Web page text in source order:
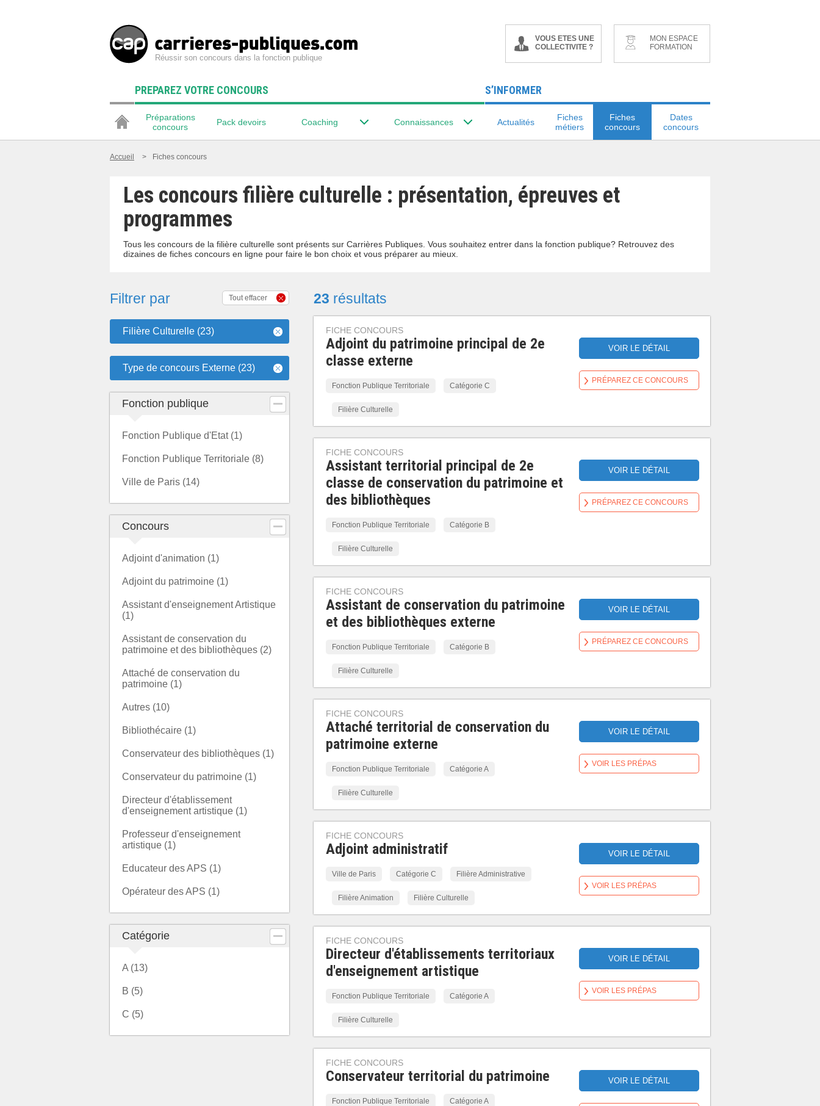
Réussir son concours dans la fonction publique
VOUS ETES UNE
COLLECTIVITE ?
MON ESPACE
FORMATION
PREPAREZ VOTRE CONCOURS
Préparations
concours
Pack devoirs Coaching Connaissances
S’INFORMER
Actualités
Fiches
métiers
Fiches
concours
Dates
concours
Accueil > Fiches concours
Les concours filière culturelle : présentation, épreuves et
programmes
Tous les concours de la filière culturelle sont présents sur Carrières Publiques. Vous souhaitez entrer dans la fonction publique? Retrouvez des
dizaines de fiches concours en ligne pour faire le bon choix et vous préparer au mieux.
Filtrer par Tout effacer
Filière Culturelle (23)
Type de concours Externe (23)
Fonction publique
Fonction Publique d'Etat (1)
Fonction Publique Territoriale (8)
Ville de Paris (14)
Concours
Adjoint d'animation (1)
Adjoint du patrimoine (1)
Assistant d'enseignement Artistique
(1)
Assistant de conservation du
patrimoine et des bibliothèques (2)
Attaché de conservation du
patrimoine (1)
Autres (10)
Bibliothécaire (1)
Conservateur des bibliothèques (1)
Conservateur du patrimoine (1)
Directeur d'établissement
d'enseignement artistique (1)
Professeur d'enseignement
artistique (1)
Educateur des APS (1)
Opérateur des APS (1)
Catégorie
A (13)
B (5)
C (5)
23 résultats
FICHE CONCOURS
Adjoint du patrimoine principal de 2e
classe externe
Fonction Publique Territoriale Catégorie C
Filière Culturelle
VOIR LE DÉTAIL
PRÉPAREZ CE CONCOURS
FICHE CONCOURS
Assistant territorial principal de 2e
classe de conservation du patrimoine et
des bibliothèques
Fonction Publique Territoriale Catégorie B
Filière Culturelle
VOIR LE DÉTAIL
PRÉPAREZ CE CONCOURS
FICHE CONCOURS
Assistant de conservation du patrimoine
et des bibliothèques externe
Fonction Publique Territoriale Catégorie B
Filière Culturelle
VOIR LE DÉTAIL
PRÉPAREZ CE CONCOURS
FICHE CONCOURS
Attaché territorial de conservation du
patrimoine externe
Fonction Publique Territoriale Catégorie A
Filière Culturelle
VOIR LE DÉTAIL
VOIR LES PRÉPAS
FICHE CONCOURS
Adjoint administratif
Ville de Paris Catégorie C Filière Administrative
Filière Animation Filière Culturelle
VOIR LE DÉTAIL
VOIR LES PRÉPAS
FICHE CONCOURS
Directeur d'établissements territoriaux
d'enseignement artistique
Fonction Publique Territoriale Catégorie A
Filière Culturelle
VOIR LE DÉTAIL
VOIR LES PRÉPAS
FICHE CONCOURS
Conservateur territorial du patrimoine
Fonction Publique Territoriale Catégorie A
VOIR LE DÉTAIL